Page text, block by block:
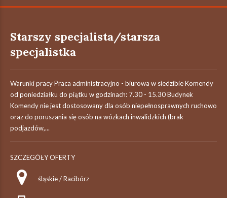
Starszy specjalista/starsza
specjalistka
Warunki pracy Praca administracyjno - biurowa w siedzibie Komendy
od poniedziałku do piątku w godzinach: 7.30 - 15.30 Budynek
Komendy nie jest dostosowany dla osób niepełnosprawnych ruchowo
oraz do poruszania się osób na wózkach inwalidzkich (brak
podjazdów,...
SZCZEGÓŁY OFERTY
śląskie / Racibórz